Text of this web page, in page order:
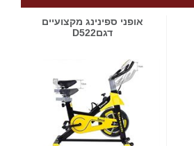
אופני ספינינג מקצועיים
דגםD522